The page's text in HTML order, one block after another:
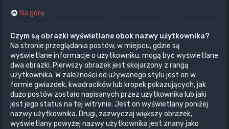
Na górę
Czym są obrazki wyświetlane obok nazwy użytkownika?
Na stronie przeglądania postów, w miejscu, gdzie są
wyświetlane informacje o użytkowniku, mogą być wyświetlane
dwa obrazki. Pierwszy obrazek jest skojarzony z rangą
użytkownika. W zależności od używanego stylu jest on w
formie gwiazdek, kwadracików lub kropek pokazujących, jak
dużo postów zostało napisanych przez użytkownika lub jaki
jest jego status na tej witrynie. Jest on wyświetlany poniżej
nazwy użytkownika. Drugi, zazwyczaj większy obrazek,
wyświetlany powyżej nazwy użytkownika jest znany jako